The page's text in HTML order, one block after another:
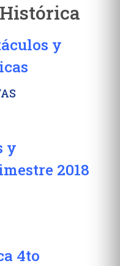
y
y
2018
4to